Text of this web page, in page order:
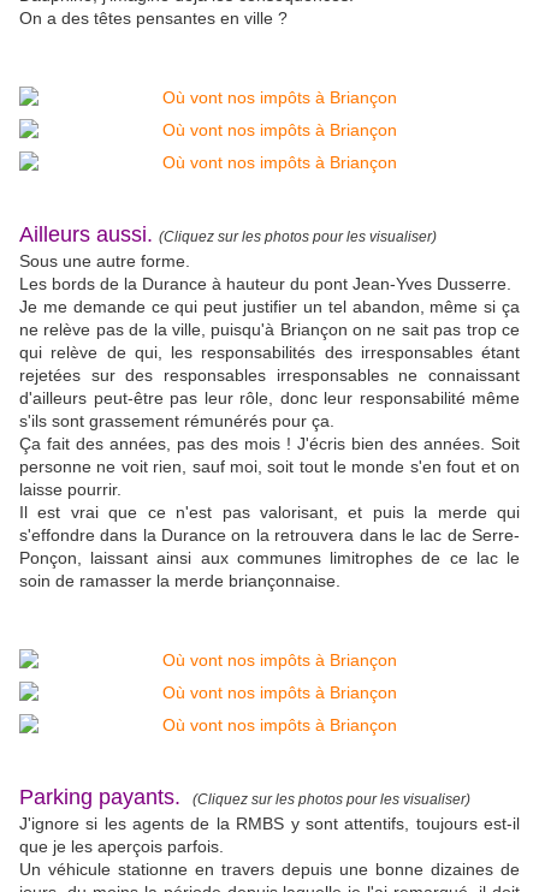
On a des têtes pensantes en ville ?
Ailleurs aussi. (Cliquez sur les photos pour les visualiser)
Sous une autre forme.
Les bords de la Durance à hauteur du pont Jean-Yves Dusserre.
Je me demande ce qui peut justifier un tel abandon, même si ça
ne relève pas de la ville, puisqu'à Briançon on ne sait pas trop ce
qui relève de qui, les responsabilités des irresponsables étant
rejetées sur des responsables irresponsables ne connaissant
d'ailleurs peut-être pas leur rôle, donc leur responsabilité même
s'ils sont grassement rémunérés pour ça.
Ça fait des années, pas des mois ! J'écris bien des années. Soit
personne ne voit rien, sauf moi, soit tout le monde s'en fout et on
laisse pourrir.
Il est vrai que ce n'est pas valorisant, et puis la merde qui
s'effondre dans la Durance on la retrouvera dans le lac de Serre-
Ponçon, laissant ainsi aux communes limitrophes de ce lac le
soin de ramasser la merde briançonnaise.
Parking payants. (Cliquez sur les photos pour les visualiser)
J'ignore si les agents de la RMBS y sont attentifs, toujours est-il
que je les aperçois parfois.
Un véhicule stationne en travers depuis une bonne dizaines de